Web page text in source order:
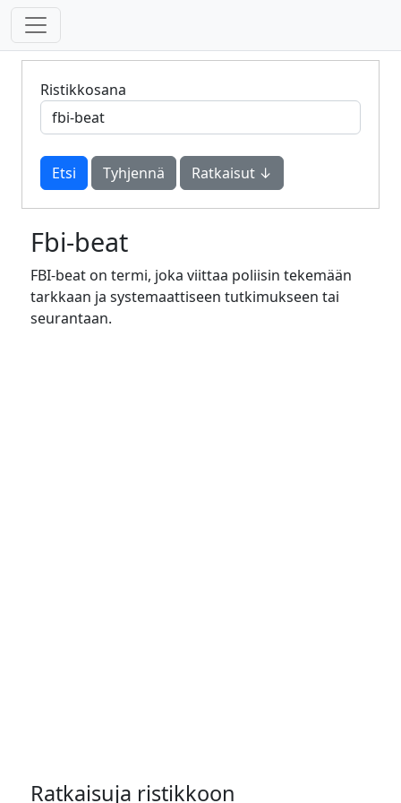
Ristikkosana
Tyhjennä Ratkaisut ↓
Fbi-beat
FBI-beat on termi, joka viittaa poliisin tekemään
tarkkaan ja systemaattiseen tutkimukseen tai
seurantaan.
Ratkaisuja ristikkoon